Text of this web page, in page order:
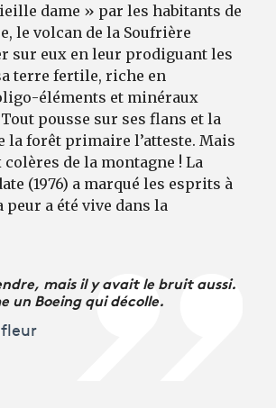
dame » par les habitants de
le volcan de la Soufrière
sur eux en leur prodiguant les
terre fertile, riche en
éléments et minéraux
pousse sur ses flans et la
la forêt primaire l’atteste. Mais
de la montagne ! La
(1976) a marqué les esprits à
a été vive dans la
mais il y avait le bruit aussi.
un Boeing qui décolle.